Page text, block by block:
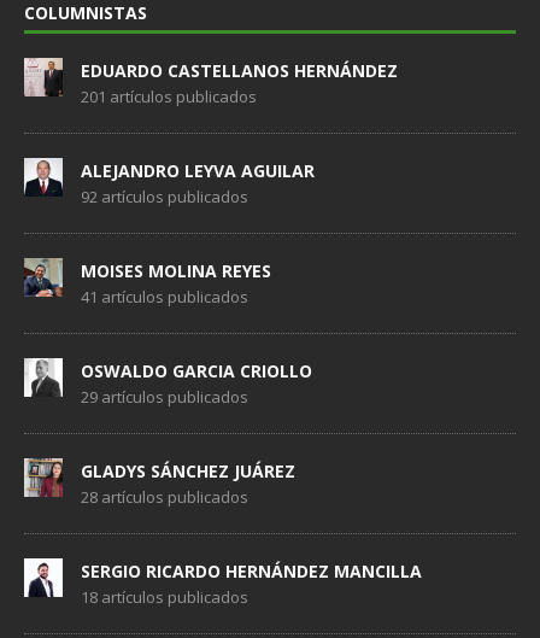
COLUMNISTAS
EDUARDO CASTELLANOS HERNÁNDEZ
201 artículos publicados
ALEJANDRO LEYVA AGUILAR
92 artículos publicados
MOISES MOLINA REYES
41 artículos publicados
OSWALDO GARCIA CRIOLLO
29 artículos publicados
GLADYS SÁNCHEZ JUÁREZ
28 artículos publicados
SERGIO RICARDO HERNÁNDEZ MANCILLA
18 artículos publicados